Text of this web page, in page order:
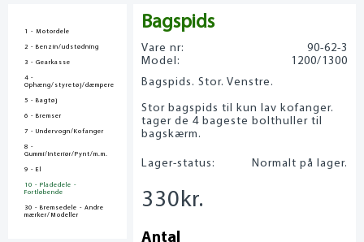
1 - Motordele
2 - Benzin/udstødning
3 - Gearkasse
4 -
Ophæng/styretøj/dæmpere
5 - Bagtøj
6 - Bremser
7 - Undervogn/Kofanger
8 -
Gummi/Interiør/Pynt/m.m.
9 - El
10 - Pladedele -
Fortløbende
30 - Bremsedele - Andre
mærker/Modeller
Bagspids
Vare nr:
90-62-3
Model:
1200/1300
Bagspids. Stor. Venstre.
Stor bagspids til kun lav kofanger.
tager de 4 bageste bolthuller til
bagskærm.
Lager-status: Normalt på lager.
330 kr.
Antal